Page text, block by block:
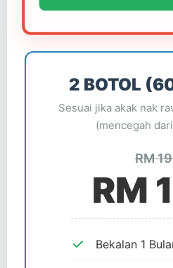
2 BOTOL
Sesuai jika akak nak
(mencegah
RM
RM
Bekalan 1